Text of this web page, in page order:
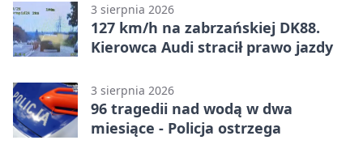
3 sierpnia 2026
127 km/h na zabrzańskiej DK88.
Kierowca Audi stracił prawo jazdy
3 sierpnia 2026
96 tragedii nad wodą w dwa
miesiące - Policja ostrzega